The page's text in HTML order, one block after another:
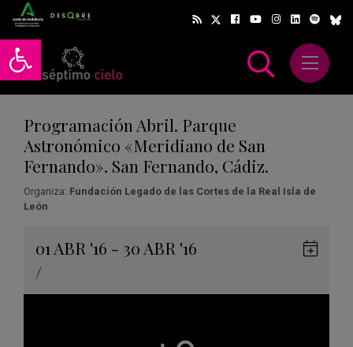
Abrir barra de herramientas
Abrir
Programación Abril. Parque
Astronómico «Meridiano de San
Fernando». San Fernando, Cádiz.
Organiza: Fundación Legado de las Cortes de la Real Isla de
León
01 ABR '16 - 30 ABR '16
/